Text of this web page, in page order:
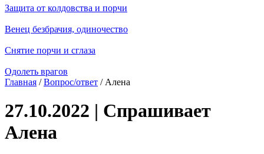
Защита от колдовства и порчи
Венец безбрачия, одиночество
Снятие порчи и сглаза
Одолеть врагов
Главная /Вопрос/ответ / Алена
27.10.2022 | Спрашивает
Алена